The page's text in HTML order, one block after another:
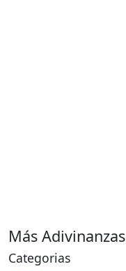
Más Adivinanzas
Categorias